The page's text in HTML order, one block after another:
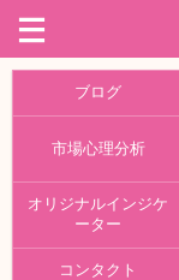
ブログ
市場心理分析
オリジナルインジケ
ーター
コンタクト